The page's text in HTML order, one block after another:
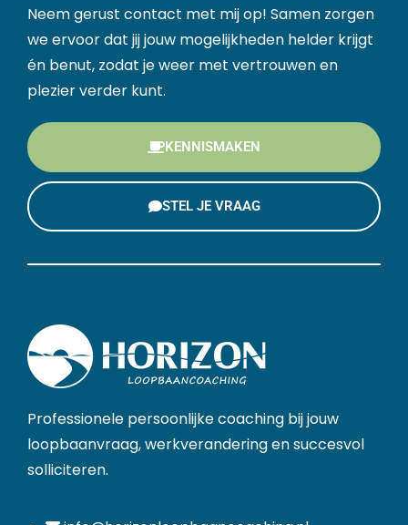
Neem gerust contact met mij op! Samen zorgen
we ervoor dat jij jouw mogelijkheden helder krijgt
én benut, zodat je weer met vertrouwen en
plezier verder kunt.
KENNISMAKEN
STEL JE VRAAG
Professionele persoonlijke coaching bij jouw
loopbaanvraag, werkverandering en succesvol
solliciteren.